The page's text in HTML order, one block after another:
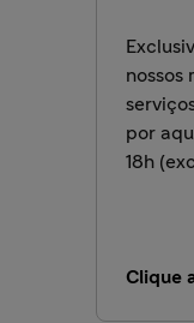
nossos
por
18h
Clique